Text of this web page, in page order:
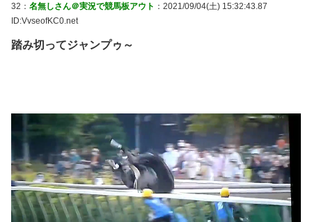
32： 名無しさん＠実況で競馬板アウト ：2021/09/04(土) 15:32:43.87
ID:VvseofKC0.net
踏み切ってジャンプゥ～